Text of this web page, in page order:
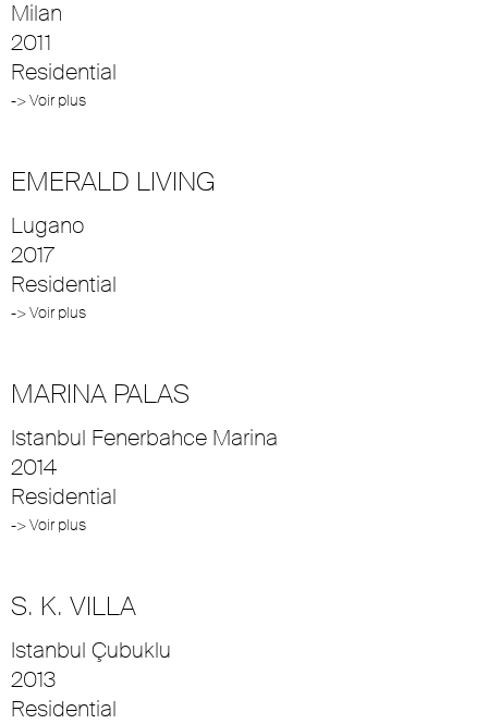
Milan
2011
Residential
-> Voir plus
EMERALD LIVING
Lugano
2017
Residential
-> Voir plus
MARINA PALAS
Istanbul Fenerbahce Marina
2014
Residential
-> Voir plus
S. K. VILLA
Istanbul Çubuklu
2013
Residential